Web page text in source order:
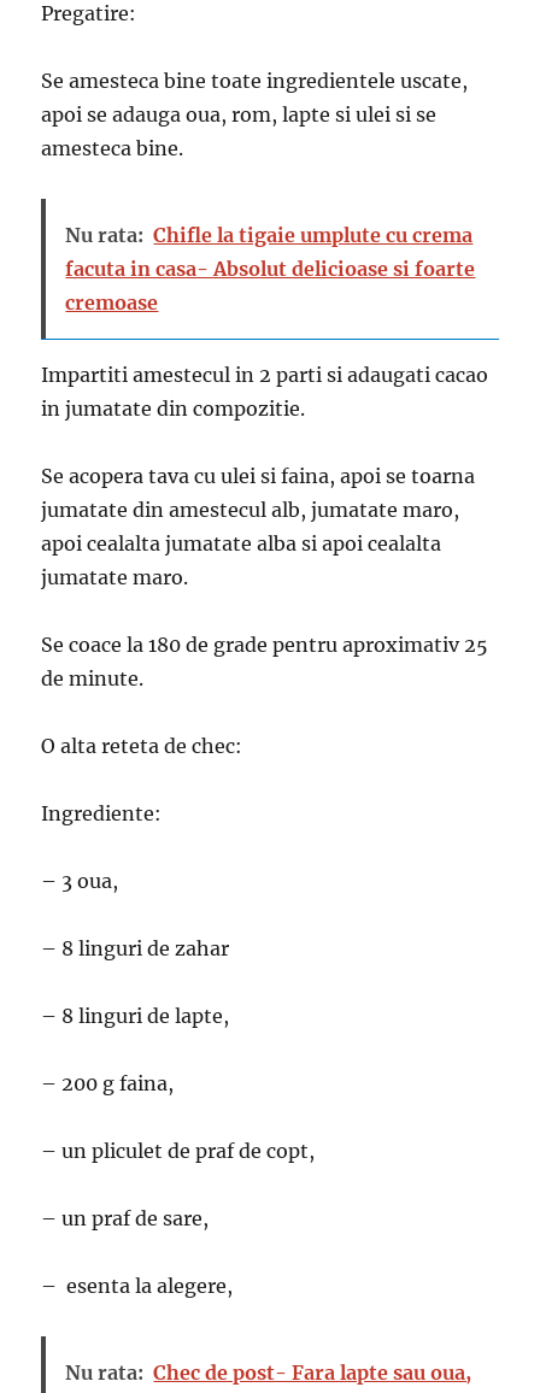
Pregatire:
Se amesteca bine toate ingredientele uscate,
apoi se adauga oua, rom, lapte si ulei si se
amesteca bine.
Nu rata: Chifle la tigaie umplute cu crema
facuta in casa- Absolut delicioase si foarte
cremoase
Impartiti amestecul in 2 parti si adaugati cacao
in jumatate din compozitie.
Se acopera tava cu ulei si faina, apoi se toarna
jumatate din amestecul alb, jumatate maro,
apoi cealalta jumatate alba si apoi cealalta
jumatate maro.
Se coace la 180 de grade pentru aproximativ 25
de minute.
O alta reteta de chec:
Ingrediente:
– 3 oua,
– 8 linguri de zahar
– 8 linguri de lapte,
– 200 g faina,
– un pliculet de praf de copt,
– un praf de sare,
– esenta la alegere,
Nu rata: Chec de post- Fara lapte sau oua,